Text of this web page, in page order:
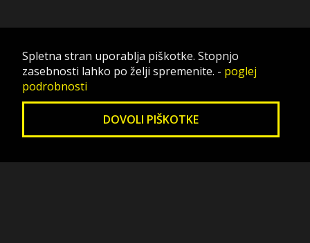
Spletna stran uporablja piškotke. Stopnjo
zasebnosti lahko po želji spremenite. - poglej
podrobnosti
DOVOLI PIŠKOTKE